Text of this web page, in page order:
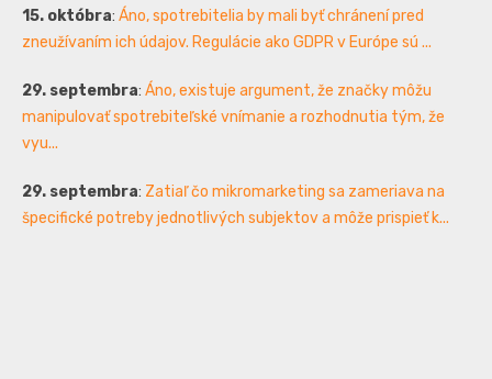
15. októbra: Áno, spotrebitelia by mali byť chránení pred
zneužívaním ich údajov. Regulácie ako GDPR v Európe sú ...
29. septembra: Áno, existuje argument, že značky môžu
manipulovať spotrebiteľské vnímanie a rozhodnutia tým, že
vyu...
29. septembra: Zatiaľ čo mikromarketing sa zameriava na
špecifické potreby jednotlivých subjektov a môže prispieť k...